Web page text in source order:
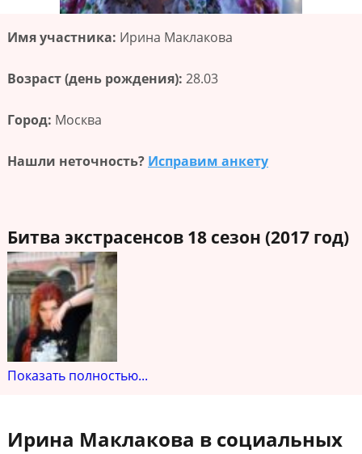
Имя участника: Ирина Маклакова
Возраст (день рождения): 28.03
Город: Москва
Нашли неточность? Исправим анкету
Битва экстрасенсов 18 сезон (2017 год)
Показать полностью...
Ирина Маклакова в социальных